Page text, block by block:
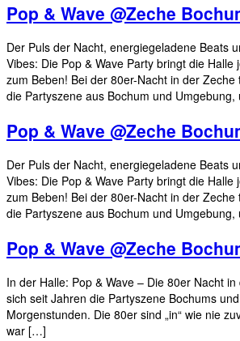
Pop & Wave @Zeche
Der Puls der Nacht, energiegeladene Beats
Vibes: Die Pop & Wave Party bringt die Halle
zum Beben! Bei der 80er-Nacht in der Zeche
die Partyszene aus Bochum und
Pop & Wave @Zeche
Der Puls der Nacht, energiegeladene Beats
Vibes: Die Pop & Wave Party bringt die Halle
zum Beben! Bei der 80er-Nacht in der Zeche
die Partyszene aus Bochum und
Pop & Wave @Zeche
In der Halle: Pop & Wave – Die 80er Nacht
sich seit Jahren die Partyszene Bochums
Morgenstunden. Die 80er sind „in“ wie nie
war […]